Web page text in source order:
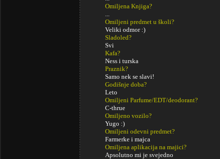
Omiljena Knjiga?
...
Omiljeni predmet u školi?
Veliki odmor :)
Sladoled?
Svi
Kafa?
Ness i turska
Praznik?
Samo nek se slavi!
Godišnje doba?
Leto
Omiljeni Parfume/EDT/deodorant?
C-thrue
Omiljeno vozilo?
Yugo :)
Omiljeni odevni predmet?
Farmerke i majca
Omiljena aplikacija na majici?
Apsolutno mi je svejedno